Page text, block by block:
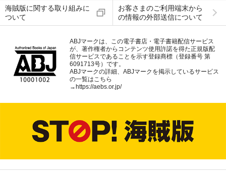
海賊版に関する取り組みに
ついて
お客さまのご利用端末から
の情報の外部送信について
ABJマークは、この電子書店・電子書籍配信サービス
が、著作権者からコンテンツ使用許諾を得た正規版配
信サービスであることを示す登録商標（登録番号 第
6091713号）です。
ABJマークの詳細、ABJマークを掲示しているサービス
の一覧はこちら
→ https://aebs.or.jp/